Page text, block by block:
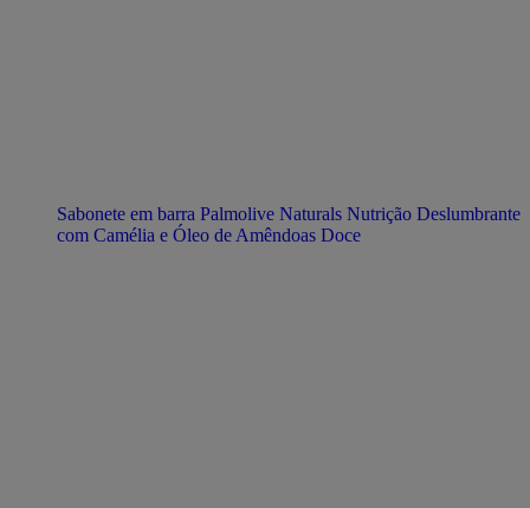
Sabonete em barra Palmolive Naturals Nutrição Deslumbrante
com Camélia e Óleo de Amêndoas Doce